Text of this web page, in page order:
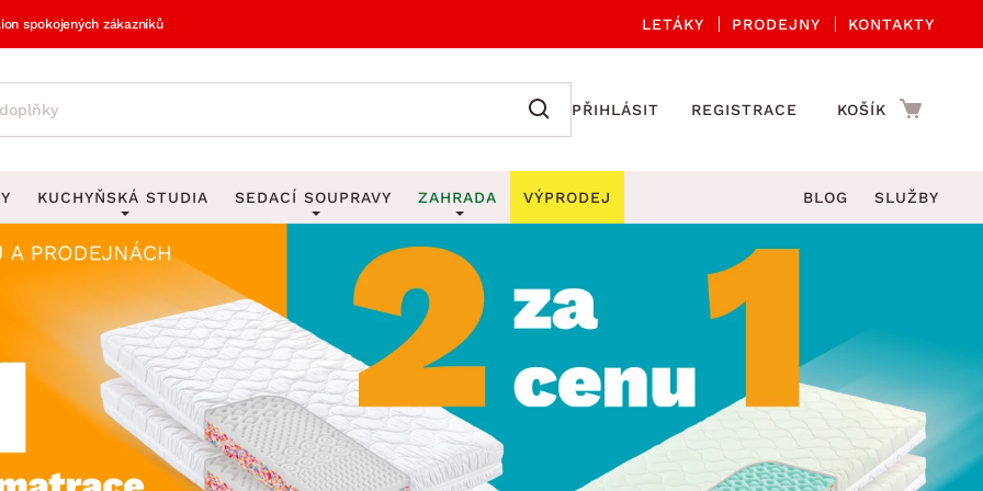
spokojených zákazníků LETÁKY PRODEJNY KONTAKTY
PŘIHLÁSIT REGISTRACE KOŠÍK
DEKORACE
Obrazy
Zrcadla
Hodiny
Vázy
Zobrazit vše
UKLÁDÁNÍ A ORGANIZACE
Věšáky na klíče
Stojany na deštníky
Stojany na noviny
Stojany na oblečení
Zobrazit vše
DROBNÉ BYTOVÉ DOPLŇKY
Kuchyňské příslušenství
Zahradní doplňky
KUCHYŇSKÁ STUDIA SEDACÍ SOUPRAVY
Sedací soupravy do U
Rohové sedací soupravy
Sedací soupravy 3-2-1
Sedací soupravy na míru
ZAHRADA
Zahradní židle a křesla
Zahradní stoly
Zahradní houpačky
Zahradní lehátka
VÝPRODEJ BLOG SLUŽBY